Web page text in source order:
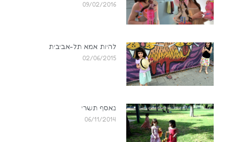
09/02/2016
להיות אמא תל-אביבית
02/06/2015
נאסף תשרי
06/11/2014